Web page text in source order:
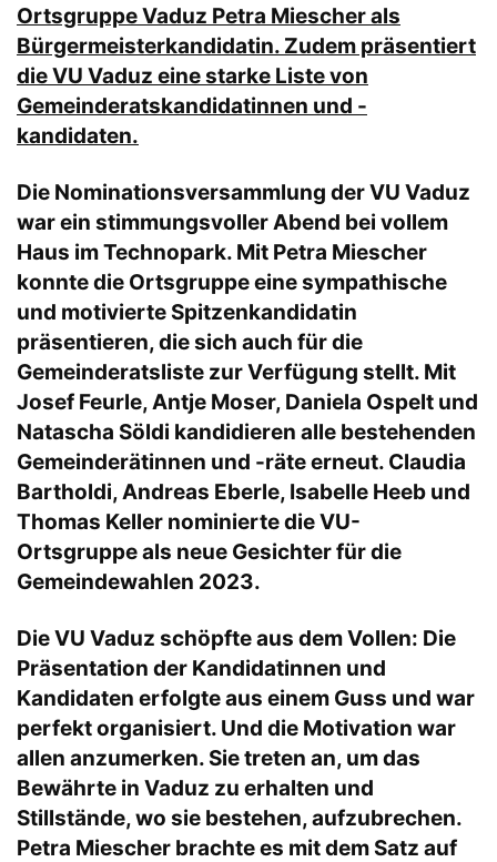
Ortsgruppe Vaduz Petra Miescher als
Bürgermeisterkandidatin. Zudem präsentiert
die VU Vaduz eine starke Liste von
Gemeinderatskandidatinnen und -
kandidaten.
Die Nominationsversammlung der VU Vaduz
war ein stimmungsvoller Abend bei vollem
Haus im Technopark. Mit Petra Miescher
konnte die Ortsgruppe eine sympathische
und motivierte Spitzenkandidatin
präsentieren, die sich auch für die
Gemeinderatsliste zur Verfügung stellt. Mit
Josef Feurle, Antje Moser, Daniela Ospelt und
Natascha Söldi kandidieren alle bestehenden
Gemeinderätinnen und -räte erneut. Claudia
Bartholdi, Andreas Eberle, Isabelle Heeb und
Thomas Keller nominierte die VU-
Ortsgruppe als neue Gesichter für die
Gemeindewahlen 2023.
Die VU Vaduz schöpfte aus dem Vollen: Die
Präsentation der Kandidatinnen und
Kandidaten erfolgte aus einem Guss und war
perfekt organisiert. Und die Motivation war
allen anzumerken. Sie treten an, um das
Bewährte in Vaduz zu erhalten und
Stillstände, wo sie bestehen, aufzubrechen.
Petra Miescher brachte es mit dem Satz auf